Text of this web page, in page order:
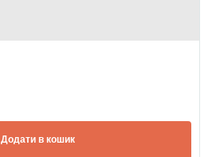
Додати в кошик